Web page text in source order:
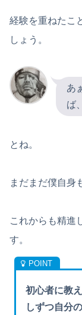
経験を重ねたこ
しょう。
あ
ば
とね。
まだまだ僕自身
これからも精進
す。
初心者に教
しずつ自分